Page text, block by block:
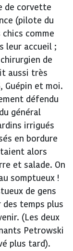
de corvette
(pilote du
comme
leur accueil ;
de
aussi très
Guépin et moi.
défendu
général
irrigués
en bordure
alors
et salade. On
somptueux !
de gens
temps plus
(Les deux
Petrowski
plus tard).